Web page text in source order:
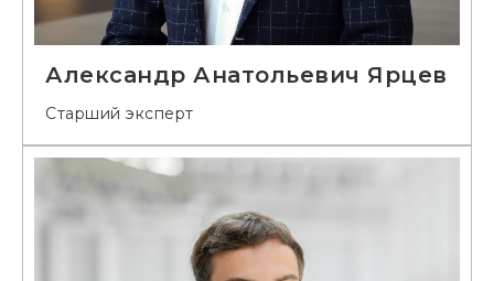
Александр Анатольевич Ярцев
Старший эксперт